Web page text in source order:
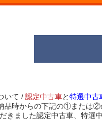
いて / 認定中古車と特選中古
品時からの下記の①または②
きました認定中古車、特選